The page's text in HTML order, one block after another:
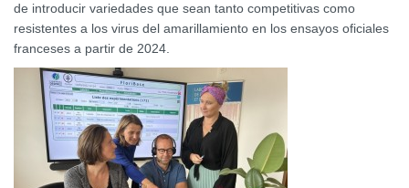
de introducir variedades que sean tanto competitivas como
resistentes a los virus del amarillamiento en los ensayos oficiales
franceses a partir de 2024.